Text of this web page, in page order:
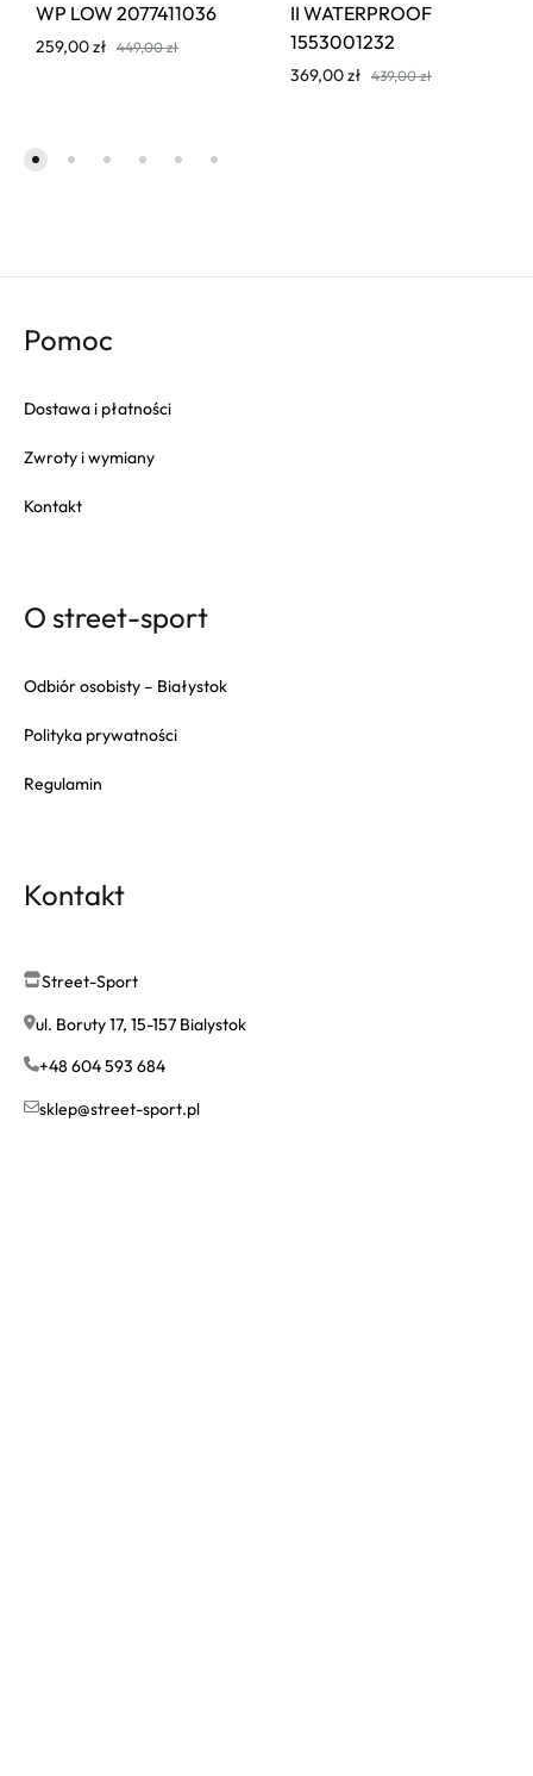
WP LOW 2077411036
259,00zł 449,00zł
II WATERPROOF
1553001232
369,00zł 439,00zł
Pomoc
Dostawa i płatności
Zwroty i wymiany
Kontakt
O street-sport
Odbiór osobisty – Białystok
Polityka prywatności
Regulamin
Kontakt
Street-Sport
ul. Boruty 17, 15-157 Bialystok
+48 604 593 684
sklep@street-sport.pl